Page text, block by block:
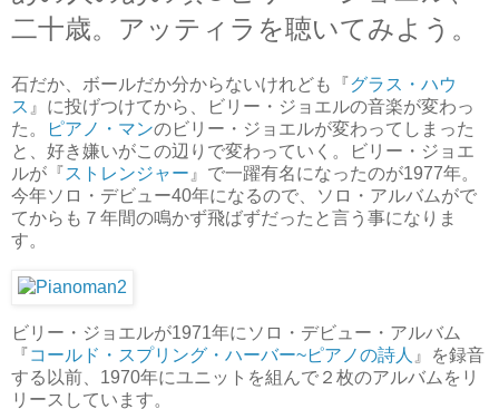
二十歳。アッティラを聴いてみよう。
石だか、ボールだか分からないけれども『グラス・ハウ
ス 』に投げつけてから、ビリー・ジョエルの音楽が変わっ
た。
ピアノ・マンのビリー・ジョエルが変わってしまった
と、好き嫌いがこの辺りで変わっていく。ビリー・ジョエ
ルが『ストレンジャー 』で一躍有名になったのが1977年。
今年ソロ・デビュー40年になるので、ソロ・アルバムがで
てからも７年間の鳴かず飛ばずだったと言う事になりま
す。
ビリー・ジョエルが1971年にソロ・デビュー・アルバム
『コールド・スプリング・ハーバー~ピアノの詩人 』を録音
する以前、1970年にユニットを組んで２枚のアルバムをリ
リースしています。